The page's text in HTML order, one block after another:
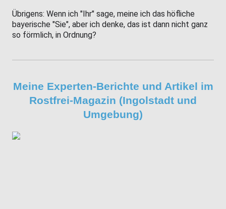
Übrigens: Wenn ich "Ihr" sage, meine ich das höfliche
bayerische "Sie", aber ich denke, das ist dann nicht ganz
so förmlich, in Ordnung?
Meine Experten-Berichte und Artikel im
Rostfrei-Magazin (Ingolstadt und
Umgebung)